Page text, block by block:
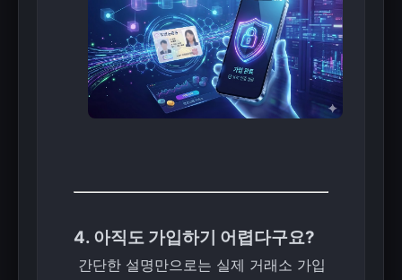
4. 아직도 가입하기 어렵다구요?
간단한 설명만으로는 실제 거래소 가입